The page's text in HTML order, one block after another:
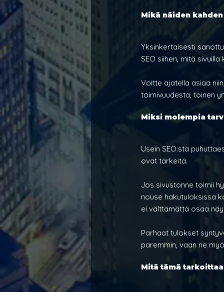
Mikä näiden
Yksinkertaisesti
SEO siihen, mitä
Voitte ajatella asiaa
toimivuudesta, toinen
Miksi molempia
Usein SEO:sta
ovat tärkeitä.
Jos sivustonne toimii
nouse hakutuloksissa
ei välttämättä osaa
Parhaat tulokset
paremmin, vaan ne
Mitä tämä